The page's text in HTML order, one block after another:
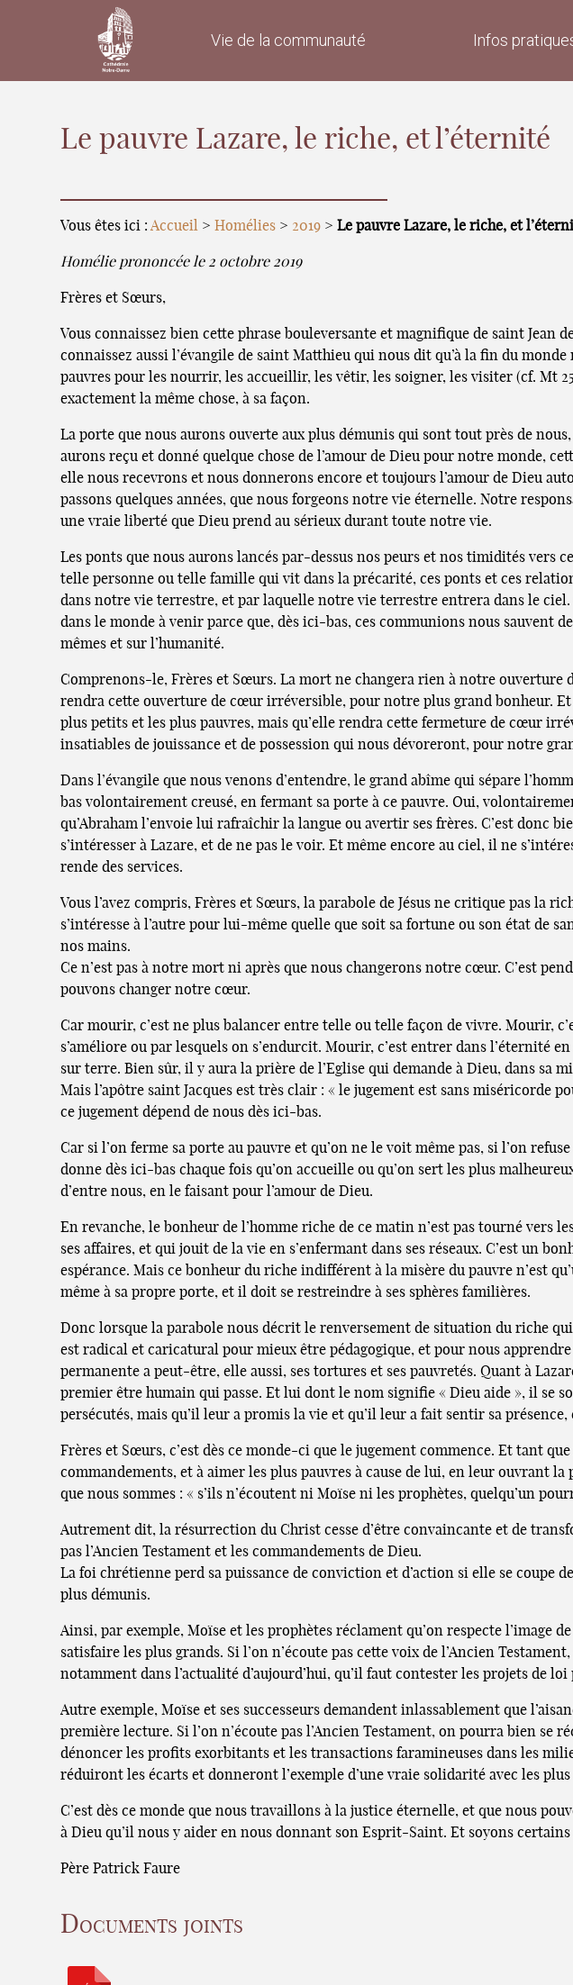
Vie de la communauté Infos
Le pauvre Lazare, le riche, et l’éternité
Vous êtes ici :Accueil > Homélies > 2019 >Le pauvre Lazare, le riche, et
Homélie prononcée le 2 octobre 2019
Frères et Sœurs,
Vous connaissez bien cette phrase bouleversante et magnifique de saint Jean
connaissez aussi l’évangile de saint Matthieu qui nous dit qu’à la fin du
pauvres pour les nourrir, les accueillir, les vêtir, les soigner, les visiter (cf. Mt
exactement la même chose, à sa façon.
La porte que nous aurons ouverte aux plus démunis qui sont tout près de
aurons reçu et donné quelque chose de l’amour de Dieu pour notre monde,
elle nous recevrons et nous donnerons encore et toujours l’amour de Dieu
passons quelques années, que nous forgeons notre vie éternelle. Notre
une vraie liberté que Dieu prend au sérieux durant toute notre vie.
Les ponts que nous aurons lancés par-dessus nos peurs et nos timidités vers
telle personne ou telle famille qui vit dans la précarité, ces ponts et ces
dans notre vie terrestre, et par laquelle notre vie terrestre entrera dans le
dans le monde à venir parce que, dès ici-bas, ces communions nous sauvent
mêmes et sur l’humanité.
Comprenons-le, Frères et Sœurs. La mort ne changera rien à notre ouverture
rendra cette ouverture de cœur irréversible, pour notre plus grand bonheur.
plus petits et les plus pauvres, mais qu’elle rendra cette fermeture de cœur
insatiables de jouissance et de possession qui nous dévoreront, pour notre
Dans l’évangile que nous venons d’entendre, le grand abîme qui sépare
bas volontairement creusé, en fermant sa porte à ce pauvre. Oui,
qu’Abraham l’envoie lui rafraîchir la langue ou avertir ses frères. C’est donc
s’intéresser à Lazare, et de ne pas le voir. Et même encore au ciel, il ne
rende des services.
Vous l’avez compris, Frères et Sœurs, la parabole de Jésus ne critique pas la
s’intéresse à l’autre pour lui-même quelle que soit sa fortune ou son état de
nos mains.
Ce n’est pas à notre mort ni après que nous changerons notre cœur. C’est
pouvons changer notre cœur.
Car mourir, c’est ne plus balancer entre telle ou telle façon de vivre. Mourir,
s’améliore ou par lesquels on s’endurcit. Mourir, c’est entrer dans
sur terre. Bien sûr, il y aura la prière de l’Eglise qui demande à Dieu, dans
Mais l’apôtre saint Jacques est très clair : « le jugement est sans miséricorde
ce jugement dépend de nous dès ici-bas.
Car si l’on ferme sa porte au pauvre et qu’on ne le voit même pas, si l’on
donne dès ici-bas chaque fois qu’on accueille ou qu’on sert les plus
d’entre nous, en le faisant pour l’amour de Dieu.
En revanche, le bonheur de l’homme riche de ce matin n’est pas tourné vers
ses affaires, et qui jouit de la vie en s’enfermant dans ses réseaux. C’est un
espérance. Mais ce bonheur du riche indifférent à la misère du pauvre n’est
même à sa propre porte, et il doit se restreindre à ses sphères familières.
Donc lorsque la parabole nous décrit le renversement de situation du riche
est radical et caricatural pour mieux être pédagogique, et pour nous
permanente a peut-être, elle aussi, ses tortures et ses pauvretés. Quant à
premier être humain qui passe. Et lui dont le nom signifie « Dieu aide », il se
persécutés, mais qu’il leur a promis la vie et qu’il leur a fait sentir sa
Frères et Sœurs, c’est dès ce monde-ci que le jugement commence. Et tant
commandements, et à aimer les plus pauvres à cause de lui, en leur ouvrant
que nous sommes : « s’ils n’écoutent ni Moïse ni les prophètes, quelqu’un
Autrement dit, la résurrection du Christ cesse d’être convaincante et de
pas l’Ancien Testament et les commandements de Dieu.
La foi chrétienne perd sa puissance de conviction et d’action si elle se coupe
plus démunis.
Ainsi, par exemple, Moïse et les prophètes réclament qu’on respecte l’image
satisfaire les plus grands. Si l’on n’écoute pas cette voix de l’Ancien
notamment dans l’actualité d’aujourd’hui, qu’il faut contester les projets de
Autre exemple, Moïse et ses successeurs demandent inlassablement que
première lecture. Si l’on n’écoute pas l’Ancien Testament, on pourra bien se
dénoncer les profits exorbitants et les transactions faramineuses dans les
réduiront les écarts et donneront l’exemple d’une vraie solidarité avec les
C’est dès ce monde que nous travaillons à la justice éternelle, et que nous
à Dieu qu’il nous y aider en nous donnant son Esprit-Saint. Et soyons certains
Père Patrick Faure
Documents joints